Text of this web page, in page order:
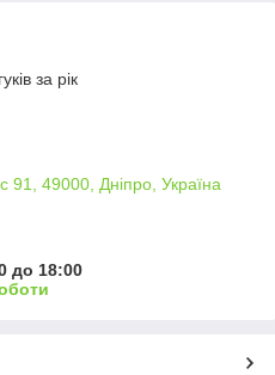
за рік
91, 49000, Дніпро, Україна
до 18:00